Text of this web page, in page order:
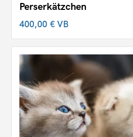
Perserkätzchen
400,00 €VB